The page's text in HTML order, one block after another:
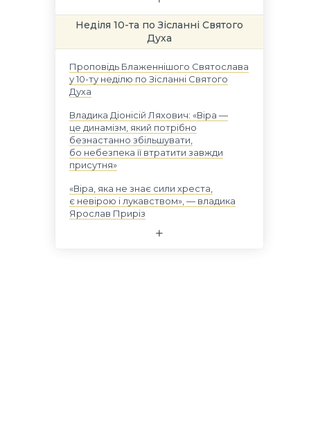
Неділя 10-та по Зісланні Святого
Духа
Проповідь Блаженнішого Святослава
у 10-ту неділю по Зісланні Святого
Духа
Владика Діонісій Ляхович: «Віра —
це динамізм, який потрібно
безнастанно збільшувати,
бо небезпека її втратити завжди
присутня»
«Віра, яка не знає сили хреста,
є невірою і лукавством», — владика
Ярослав Приріз